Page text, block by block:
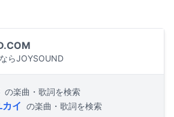
らJOYSOUND
の楽曲・歌詞を検索
イ の楽曲・歌詞を検索